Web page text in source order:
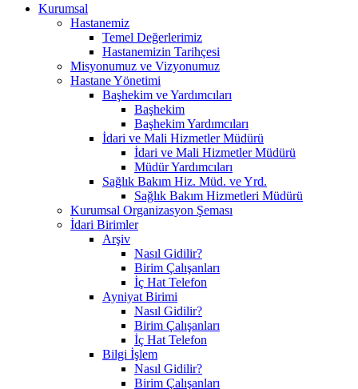
Kurumsal
Hastanemiz
Temel Değerlerimiz
Hastanemizin Tarihçesi
Misyonumuz ve Vizyonumuz
Hastane Yönetimi
Başhekim ve Yardımcıları
Başhekim
Başhekim Yardımcıları
İdari ve Mali Hizmetler Müdürü
İdari ve Mali Hizmetler Müdürü
Müdür Yardımcıları
Sağlık Bakım Hiz. Müd. ve Yrd.
Sağlık Bakım Hizmetleri Müdürü
Kurumsal Organizasyon Şeması
İdari Birimler
Arşiv
Nasıl Gidilir?
Birim Çalışanları
İç Hat Telefon
Ayniyat Birimi
Nasıl Gidilir?
Birim Çalışanları
İç Hat Telefon
Bilgi İşlem
Nasıl Gidilir?
Birim Çalışanları